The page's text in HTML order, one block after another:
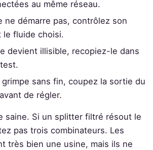
au même réseau.
ne démarre pas, contrôlez son
le fluide choisi.
devient illisible, recopiez-le dans
grimpe sans fin, coupez la sortie du
de régler.
saine. Si un splitter filtré résout le
pas trois combinateurs. Les
très bien une usine, mais ils ne